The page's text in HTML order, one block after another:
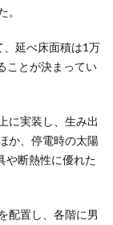
。
、延べ床面積は1万
ことが決まってい
に実装し、生み出
か、停電時の太陽
や断熱性に優れた
配置し、各階に男